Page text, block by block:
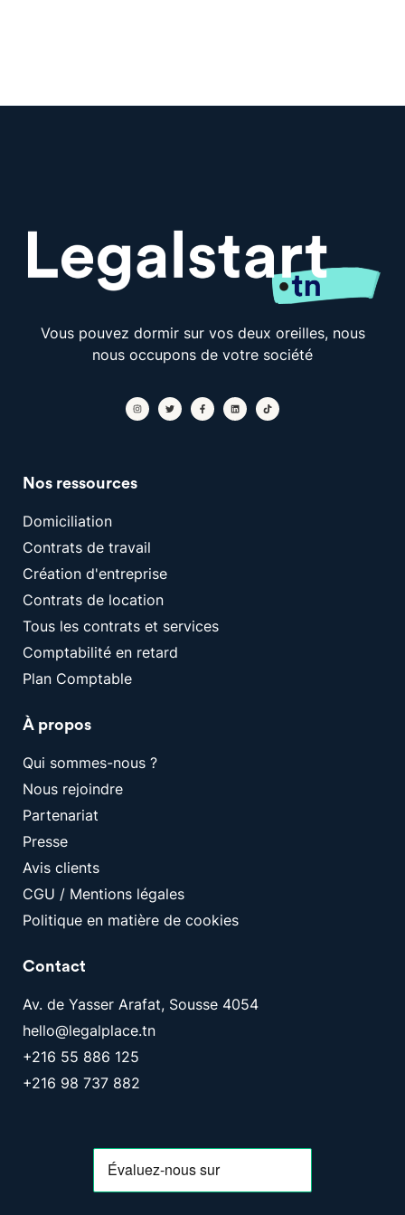
Vous pouvez dormir sur vos deux oreilles, nous
nous occupons de votre société
Nos ressources
Domiciliation
Contrats de travail
Création d'entreprise
Contrats de location
Tous les contrats et services
Comptabilité en retard
Plan Comptable
À propos
Qui sommes-nous ?
Nous rejoindre
Partenariat
Presse
Avis clients
CGU / Mentions légales
Politique en matière de cookies
Contact
Av. de Yasser Arafat, Sousse 4054
hello@legalplace.tn
+216 55 886 125
+216 98 737 882